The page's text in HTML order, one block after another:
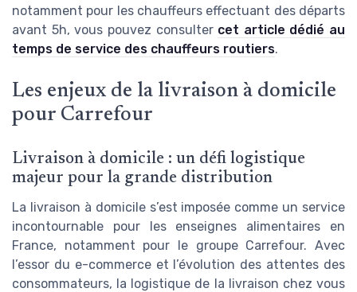
notamment pour les chauffeurs effectuant des départs
avant 5h, vous pouvez consulter cet article dédié au
temps de service des chauffeurs routiers.
Les enjeux de la livraison à domicile
pour Carrefour
Livraison à domicile : un défi logistique
majeur pour la grande distribution
La livraison à domicile s’est imposée comme un service
incontournable pour les enseignes alimentaires en
France, notamment pour le groupe Carrefour. Avec
l’essor du e-commerce et l’évolution des attentes des
consommateurs, la logistique de la livraison chez vous